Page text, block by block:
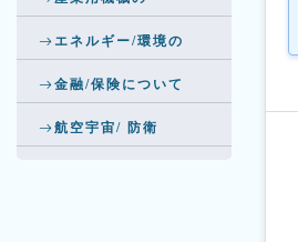
エネルギー/環境の
金融/保険について
航空宇宙/ 防衛